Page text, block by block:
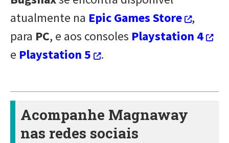
atualmente na Epic Games Store
,
para PC, e aos consoles Playstation 4
e Playstation 5 .
Acompanhe Magnaway
nas redes sociais